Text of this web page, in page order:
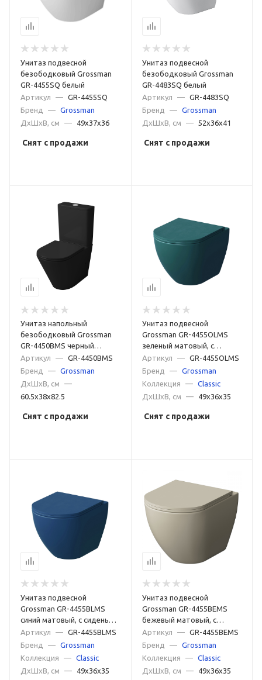
Унитаз подвесной
безободковый Grossman
GR-4455SQ белый
Артикул
— GR-4455SQ
Бренд
— Grossman
ДxШxВ, см
— 49x37x36
Снят с продажи
Унитаз подвесной
безободковый Grossman
GR-4483SQ белый
Артикул
—
GR-4483SQ
Бренд
—
Grossman
ДxШxВ, см
— 52x36x41
Снят с продажи
Унитаз напольный
безободковый Grossman
GR-4450BMS черный
матовый
Артикул — GR-4450BMS
Бренд
— Grossman
ДxШxВ, см
—
60.5x38x82.5
Снят с продажи
Унитаз подвесной
Grossman GR-4455OLMS
зеленый матовый, с
сиденьем микролифт
Артикул —
GR-4455OLMS
Бренд
—
Grossman
Коллекция
—
Classic
ДxШxВ, см
— 49x36x35
Снят с продажи
Унитаз подвесной
Grossman GR-4455BLMS
синий матовый, с сиденьем
микролифт
Артикул — GR-4455BLMS
Бренд
— Grossman
Коллекция
— Classic
ДxШxВ, см
— 49x36x35
Унитаз подвесной
Grossman GR-4455BEMS
бежевый матовый, с
сиденьем микролифт
Артикул —
GR-4455BEMS
Бренд
—
Grossman
Коллекция
—
Classic
ДxШxВ, см
— 49x36x35